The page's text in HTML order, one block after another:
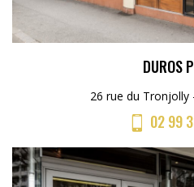
DUROS
26 rue du Tronjolly
02 99